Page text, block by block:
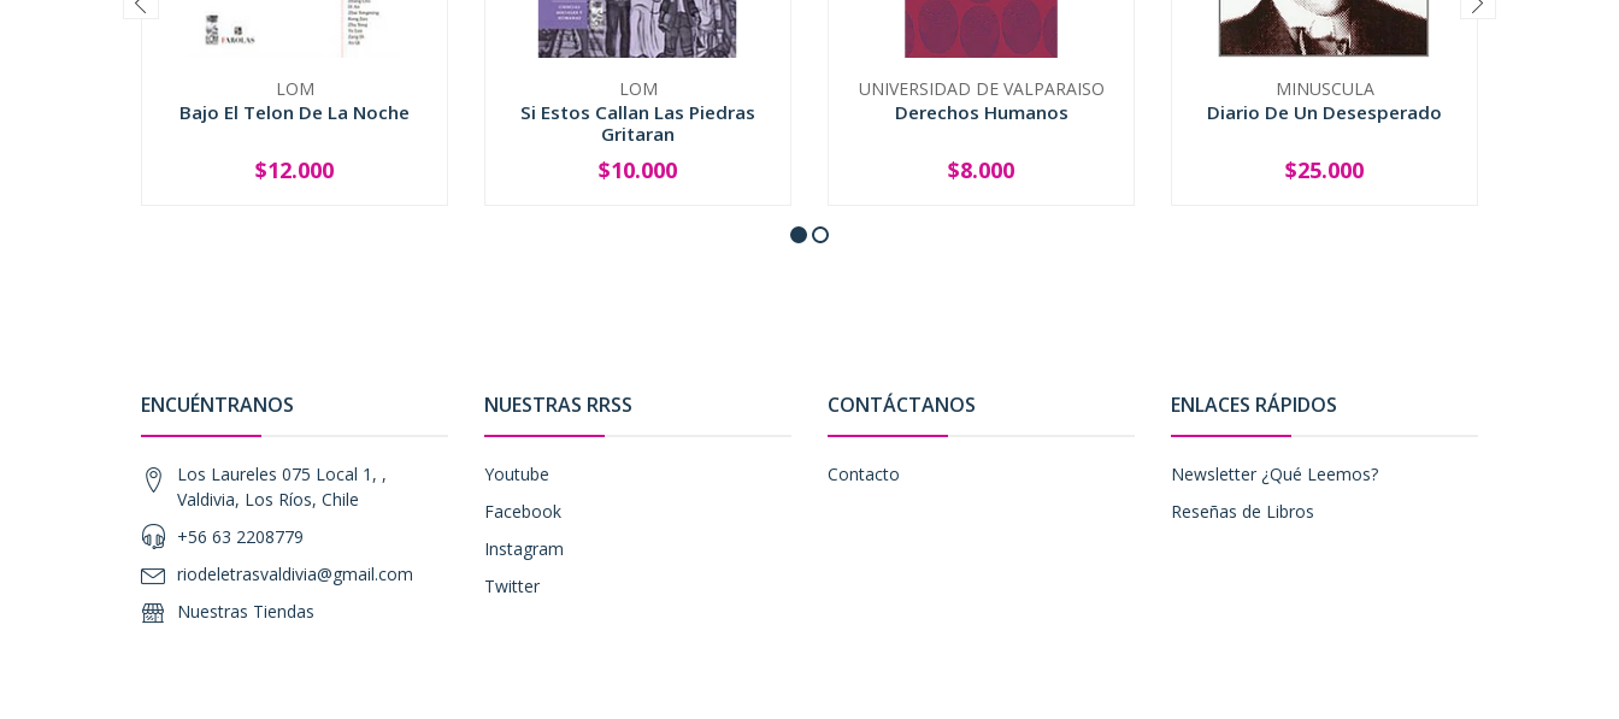
LOM
Bajo El Telon De La Noche
+
$12.000
LOM
Si Estos Callan Las Piedras
Gritaran
+
$10.000
UNIVERSIDAD DE VALPARAISO
Derechos Humanos
+
$8.000
MINUSCULA
Diario De Un Desesperado
+
$25.000
ENCUÉNTRANOS
Los Laureles 075 Local 1, ,
Valdivia, Los Ríos, Chile
+56 63 2208779
riodeletrasvaldivia@gmail.com
Nuestras Tiendas
NUESTRAS RRSS
Youtube
Facebook
Instagram
Twitter
CONTÁCTANOS
Contacto
ENLACES RÁPIDOS
Newsletter ¿Qué Leemos?
Reseñas de Libros